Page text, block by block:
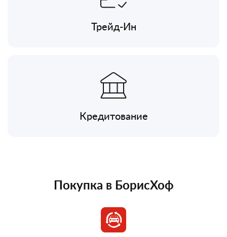
Трейд-Ин
Кредитование
Покупка в БорисХоф